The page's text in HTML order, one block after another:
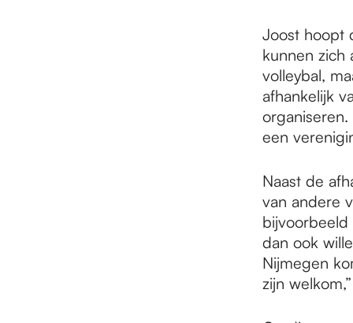
Joost hoopt
kunnen zich
volleybal,
afhankelijk
een
Naast de
van andere
bijvoorbeeld
dan ook
Nijmegen
zijn